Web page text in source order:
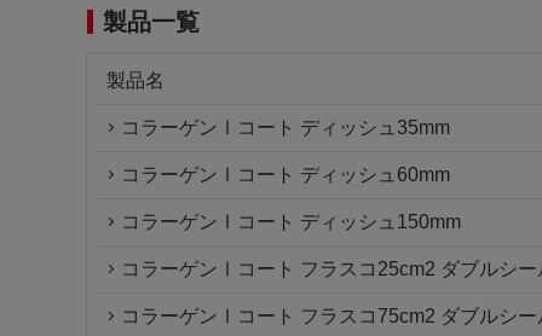
製品一覧
製品名
コラーゲンⅠコート ディッシュ35mm
コラーゲンⅠコート ディッシュ60mm
コラーゲンⅠコート ディッシュ150mm
コラーゲンⅠコート フラスコ25cm2 ダブルシー
コラーゲンⅠコート フラスコ75cm2 ダブルシー